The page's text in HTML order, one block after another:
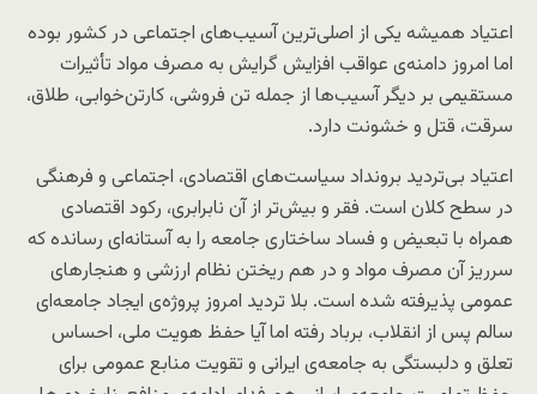
اعتیاد همیشه یکی از اصلی‌ترین آسیب‌های اجتماعی در کشور بوده
اما امروز دامنه‌ی عواقب افزایش گرایش به مصرف مواد تأثیرات
مستقیمی بر دیگر آسیب‌ها از جمله تن فروشی، کارتن‌خوابی، طلاق،
سرقت، قتل و خشونت دارد.
اعتیاد بی‌تردید برونداد سیاست‌های اقتصادی، اجتماعی و فرهنگی
در سطح کلان است. فقر و بیش‌تر از آن نابرابری، رکود اقتصادی
همراه با تبعیض و فساد ساختاری جامعه را به آستانه‌ای رسانده که
سرریز آن مصرف مواد و در هم ریختن نظام ارزشی و هنجارهای
عمومی پذیرفته شده است. بلا تردید امروز پروژه‌ی ایجاد جامعه‌ای
سالم پس از انقلاب، برباد رفته اما آیا حفظ هویت ملی، احساس
تعلق و دلبستگی به جامعه‌ی ایرانی و تقویت منابع عمومی برای